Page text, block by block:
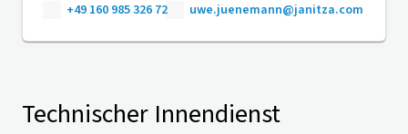
+49 160 985 326 72 uwe.juenemann@janitza.com
Technischer Innendienst